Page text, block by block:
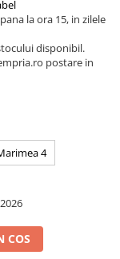
la ora 15, in zilele
disponibil.
postare in
4
COS